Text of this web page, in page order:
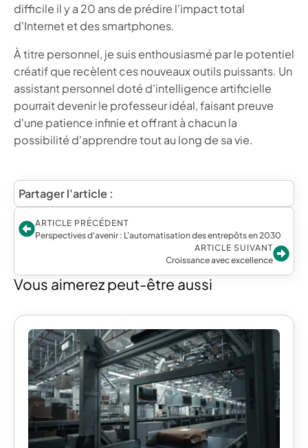
difficile il y a 20 ans de prédire l'impact total
d'Internet et des smartphones.
À titre personnel, je suis enthousiasmé par le potentiel
créatif que recèlent ces nouveaux outils puissants. Un
assistant personnel doté d'intelligence artificielle
pourrait devenir le professeur idéal, faisant preuve
d'une patience infinie et offrant à chacun la
possibilité d'apprendre tout au long de sa vie.
Partager l'article :
ARTICLE PRÉCÉDENT
Perspectives d'avenir : L'automatisation des entrepôts en 2030
ARTICLE SUIVANT
Croissance avec excellence
Vous aimerez peut-être aussi